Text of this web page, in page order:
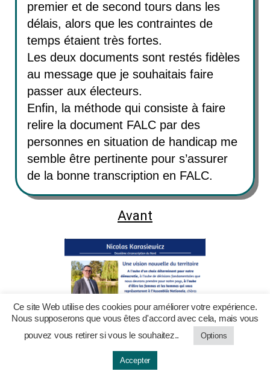
premier et de second tours dans les
délais, alors que les contraintes de
temps étaient très fortes.
Les deux documents sont restés fidèles
au message que je souhaitais faire
passer aux électeurs.
Enfin, la méthode qui consiste à faire
relire la document FALC par des
personnes en situation de handicap me
semble être pertinente pour s’assurer
de la bonne transcription en FALC.
Avant
Ce site Web utilise des cookies pour améliorer votre expérience.
Nous supposerons que vous êtes d'accord avec cela, mais vous
pouvez vous retirer si vous le souhaitez..
Options
Accepter